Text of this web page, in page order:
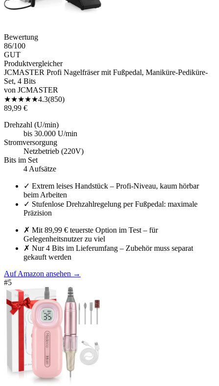
Bewertung
86/100
GUT
Produktvergleicher
JCMASTER Profi Nagelfräser mit Fußpedal, Maniküre-Pediküre-
Set, 4 Bits
von JCMASTER
★★★★★4.3(850)
89,99 €
Drehzahl (U/min)
bis 30.000 U/min
Stromversorgung
Netzbetrieb (220V)
Bits im Set
4 Aufsätze
✓ Extrem leises Handstück – Profi-Niveau, kaum hörbar
beim Arbeiten
✓ Stufenlose Drehzahlregelung per Fußpedal: maximale
Präzision
✗ Mit 89,99 € teuerste Option im Test – für
Gelegenheitsnutzer zu viel
✗ Nur 4 Bits im Lieferumfang – Zubehör muss separat
gekauft werden
Auf Amazon ansehen →
#5